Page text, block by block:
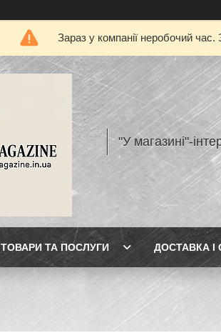
Зараз у компанії неробочий
"У магазині"-
ТОВАРИ ТА ПОСЛУГИ ДОСТАВКА І